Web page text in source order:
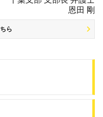
恩田 剛
ら